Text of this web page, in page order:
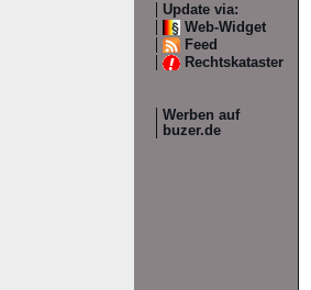
Update via:
Web-Widget
Feed
Rechtskataster
Werben auf
buzer.de